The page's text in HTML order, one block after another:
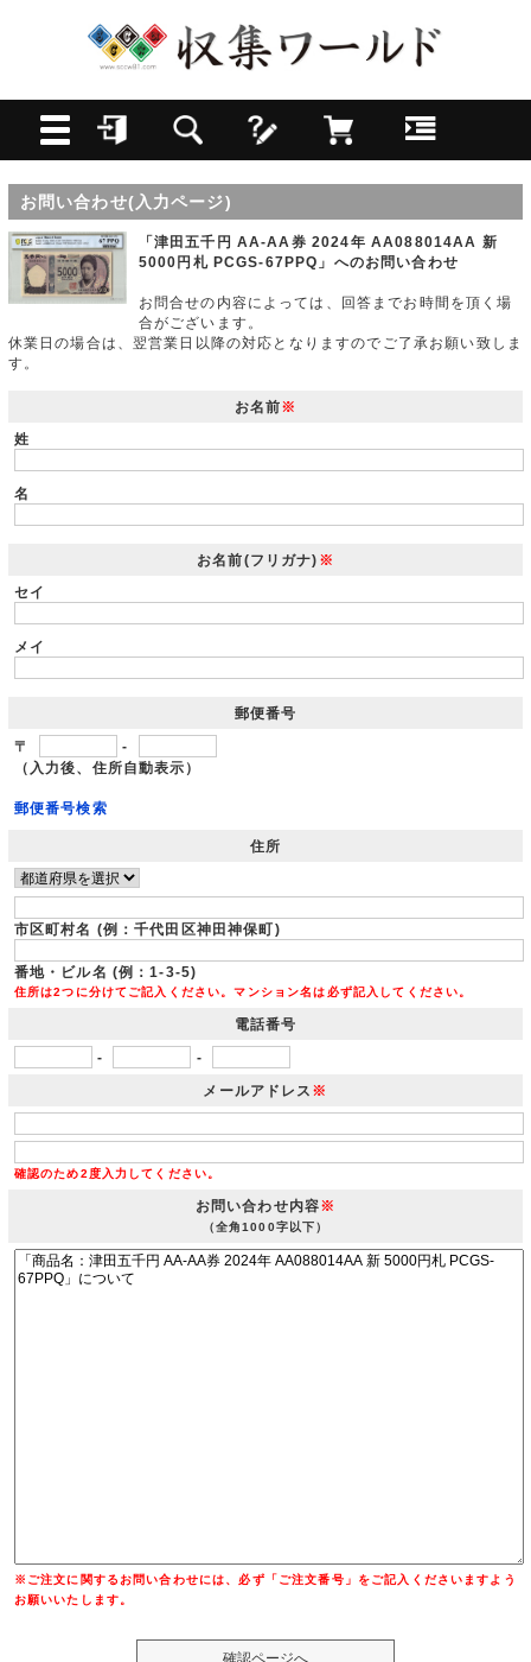
お問い合わせ(入力ページ)
「津田五千円 AA-AA券 2024年 AA088014AA 新
5000円札 PCGS-67PPQ」へのお問い合わせ
お問合せの内容によっては、回答までお時間を頂く場
合がございます。
休業日の場合は、翌営業日以降の対応となりますのでご了承お願い致しま
す。
お名前※
姓
名
お名前(フリガナ) ※
セイ
メイ
郵便番号
〒
-
（入力後、住所自動表示）
郵便番号検索
住所
市区町村名 (例：千代田区神田神保町)
番地・ビル名 (例：1-3-5)
住所は2つに分けてご記入ください。マンション名は必ず記入してください。
電話番号
- -
メールアドレス ※
確認のため2度入力してください。
お問い合わせ内容※
（全角1000字以下）
※ご注文に関するお問い合わせには、必ず「ご注文番号」をご記入くださいますよう
お願いいたします。